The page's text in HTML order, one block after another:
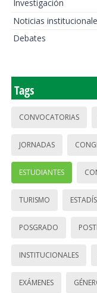
Investigación
Noticias
Debates
Tags
CONVOCATORIAS
JORNADAS
ESTUDIANTES
TURISMO
POSGRADO
INSTITUCIONALES
EXÁMENES